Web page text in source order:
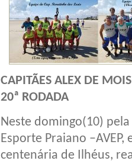
CAPITÃES ALEX DE
20ª RODADA
Neste domingo(10)
Esporte Praiano
centenária de Ilhéus,